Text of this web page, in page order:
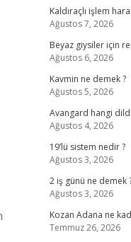
Kaldıraçlı işlem
Ağustos 7, 2026
Beyaz giysiler için
Ağustos 6, 2026
Kavmin ne demek ?
Ağustos 5, 2026
Avangard hangi
Ağustos 4, 2026
19’lü sistem nedir ?
Ağustos 3, 2026
2 iş günü ne demek
Ağustos 3, 2026
Kozan Adana ne
Temmuz 26, 2026